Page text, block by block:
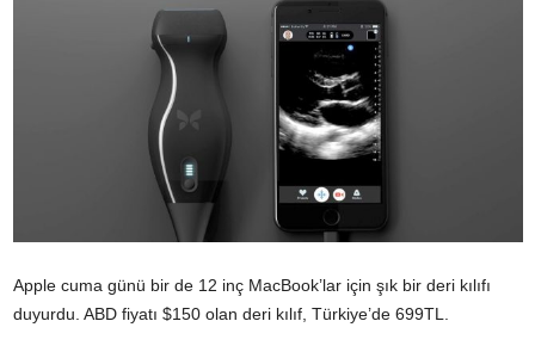
Apple cuma günü bir de 12 inç MacBook’lar için şık bir deri kılıfı
duyurdu. ABD fiyatı $150 olan deri kılıf, Türkiye’de 699TL.